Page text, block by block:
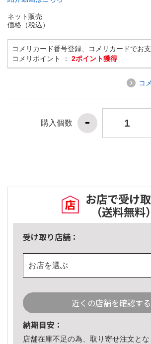
ネット販売
価格（税込）
コメリカード番号登録、コメリカードでお
コメリポイント ： 2ポイント獲得
コ
購入個数
お店で受け
（送料無料）
受け取り店舗：
お店を選ぶ
近くの店舗を確認する
納期目安：
店舗在庫不足の為、取り寄せ注文とな